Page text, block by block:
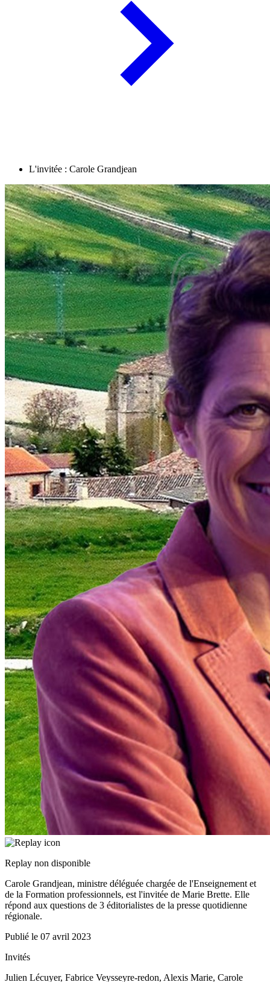
L'invitée : Carole Grandjean
Replay non disponible
Carole Grandjean, ministre déléguée chargée de l'Enseignement et
de la Formation professionnels, est l'invitée de Marie Brette. Elle
répond aux questions de 3 éditorialistes de la presse quotidienne
régionale.
Publié le 07 avril 2023
Invités
Julien Lécuyer, Fabrice Veysseyre-redon, Alexis Marie, Carole